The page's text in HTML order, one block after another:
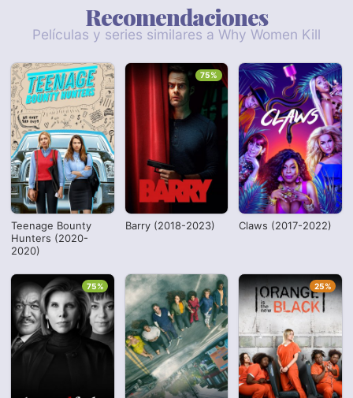
Recomendaciones
Películas y series similares a Why Women Kill
Teenage Bounty
Hunters (2020-
2020)
Barry (2018-2023)
75%
Claws (2017-2022)
75% 25%